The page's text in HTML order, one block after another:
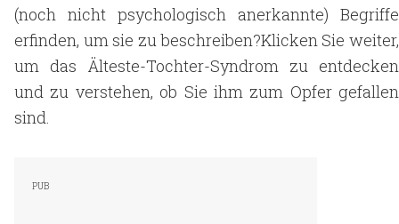
(noch nicht psychologisch anerkannte) Begriffe
erfinden, um sie zu beschreiben?Klicken Sie weiter,
um das Älteste-Tochter-Syndrom zu entdecken
und zu verstehen, ob Sie ihm zum Opfer gefallen
sind.